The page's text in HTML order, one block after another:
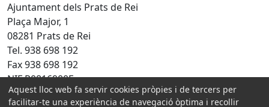
Ajuntament dels Prats de Rei
Plaça Major, 1
08281 Prats de Rei
Tel. 938 698 192
Fax 938 698 192
NIF P0816900E
Amb la col·laboració de:
Aquest lloc web fa servir cookies pròpies i de tercers per
facilitar-te una experiència de navegació òptima i recollir